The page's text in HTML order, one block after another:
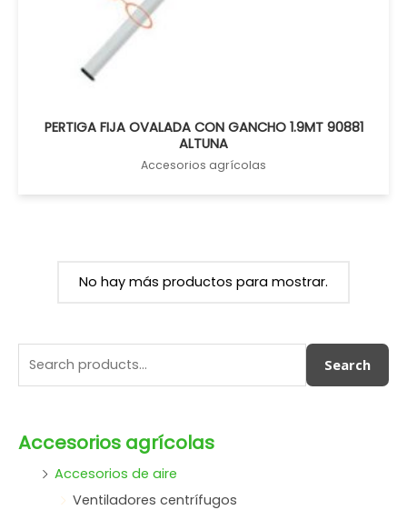
Search
Accesorios agrícolas
Accesorios de aire
Ventiladores centrífugos
PERTIGA FIJA OVALADA CON GANCHO 1.9MT 90881
ALTUNA
Accesorios agrícolas
No hay más productos para mostrar.